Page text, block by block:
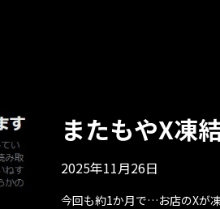
またもやX凍
2025年11月26日
今回も約1か月で…お店のXが